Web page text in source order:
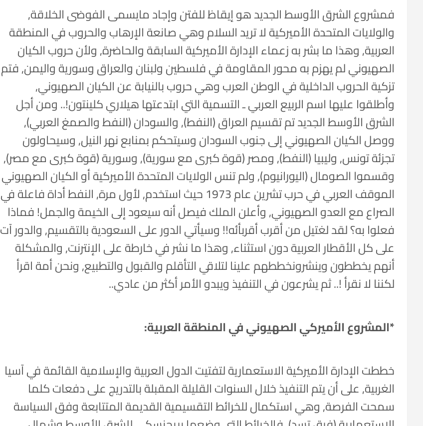
فمشروع الشرق الأوسط الجديد هو إيقاظ للفتن وإجاد مايسمى الفوضى الخلاقة,
والولايات المتحدة الأميركية لا تريد السلام وهي صانعة الإرهاب والحروب في المنطقة
العربية, وهذا ما بشر به زعماء الإدارة الأميركية السابقة والحاضرة, ولأن حروب الكيان
الصهيوني لم يهزم به محور المقاومة في فلسطين ولبنان والعراق وسورية واليمن, فتم
تزكية الحروب الداخلية في الوطن العرب وهي حروب بالنيابة عن الكيان الصهيوني,
وأطلقوا عليها اسم الربيع العربي ـ التسمية التي ابتدعتها هيلاري كلينتون!.. ومن أجل
الشرق الأوسط الجديد تم تقسيم العراق (النفط), والسودان (النفط والصمغ العربي),
ووصل الكيان الصهيوني إلى جنوب السودان وسيتحكم بمنابع نهر النيل, وسيحاولون
تجزئة تونس, وليبيا (النفط), ومصر (قوة كبرى مع سورية), وسورية (قوة كبرى مع مصر),
وقسموا الصومال (اليورانيوم), ولم تنس الولايات المتحدة الأميركية أو الكيان الصهيوني
الموقف العربي في حرب تشرين عام 1973 حيث استخدم, لأول مرة, النفط أداة فاعلة في
الصراع مع العدو الصهيوني, وأعلن الملك فيصل أنه سيعود إلى الخيمة والجمل! فماذا
فعلوا به؟ لقد لغتيل من أقرب أقربأئه!! وسيأتي الدور على السعودية بالتقسيم, والدور آت
على كل الأقطار العربية دون استثناء, وهذا ما نشر في خارطة على الإنترنت, والمشكلة
أنهم يخططون وينشرونخططهم علينا لتلاقي التأقلم والقبول والتطبيع, ونحن أمة اقرأ
لكننا لا نقرأ !.. ثم يشرعون في التنفيذ ويبدو الأمر أكثر من عادي..
*المشروع الأميركي الصهيوني في المنطقة العربية:
خططت الإدارة الأميركية الاستعمارية لتفتيت الدول العربية والإسلامية القائمة في آسيا
الغربية, على أن يتم التنفيذ خلال السنوات القليلة المقبلة بالتدريج على دفعات كلما
سمحت الفرصة, وهي استكمال للخرائط التقسيمية القديمة المتتابعة وفق السياسة